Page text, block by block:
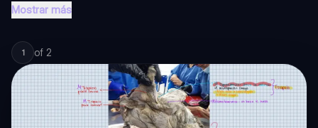
Mostrar más
1 of 2